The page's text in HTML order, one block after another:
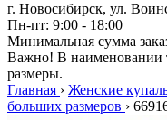
г. Новосибирск, ул.
Пн-пт: 9:00 - 18:00
Минимальная сумма
Важно! В наименовании
размеры.
Главная › Женские
больших размеров ›